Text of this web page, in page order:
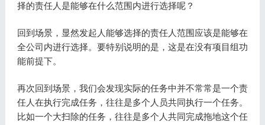
择的责任人是能够在什么范围内进行选择呢？
回到场景，显然发起人能够选择的责任人范围应该是能够在
全公司内进行选择。要特别说明的是，这是在没有项目组功
能前提下。
再次回到场景，我们会发现实际的任务中并不常常是一个责
任人在执行完成任务，往往是多个人员共同执行一个任务。
比如一个大扫除的任务，往往是多个人共同完成拖地这个任